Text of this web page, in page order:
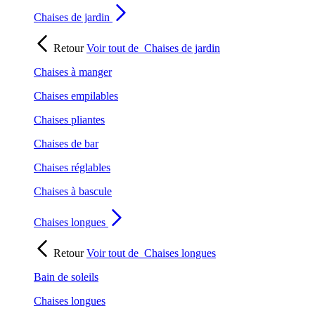
Chaises de jardin
RetourVoir tout de Chaises de jardin
Chaises à manger
Chaises empilables
Chaises pliantes
Chaises de bar
Chaises réglables
Chaises à bascule
Chaises longues
RetourVoir tout de Chaises longues
Bain de soleils
Chaises longues